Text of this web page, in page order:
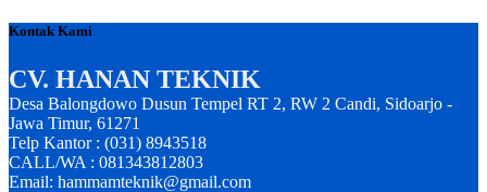
Kontak Kami
CV. HANAN TEKNIK
Desa Balongdowo Dusun Tempel RT 2, RW 2 Candi, Sidoarjo -
Jawa Timur, 61271
Telp Kantor : (031) 8943518
CALL/WA : 081343812803
Email: hammamteknik@gmail.com